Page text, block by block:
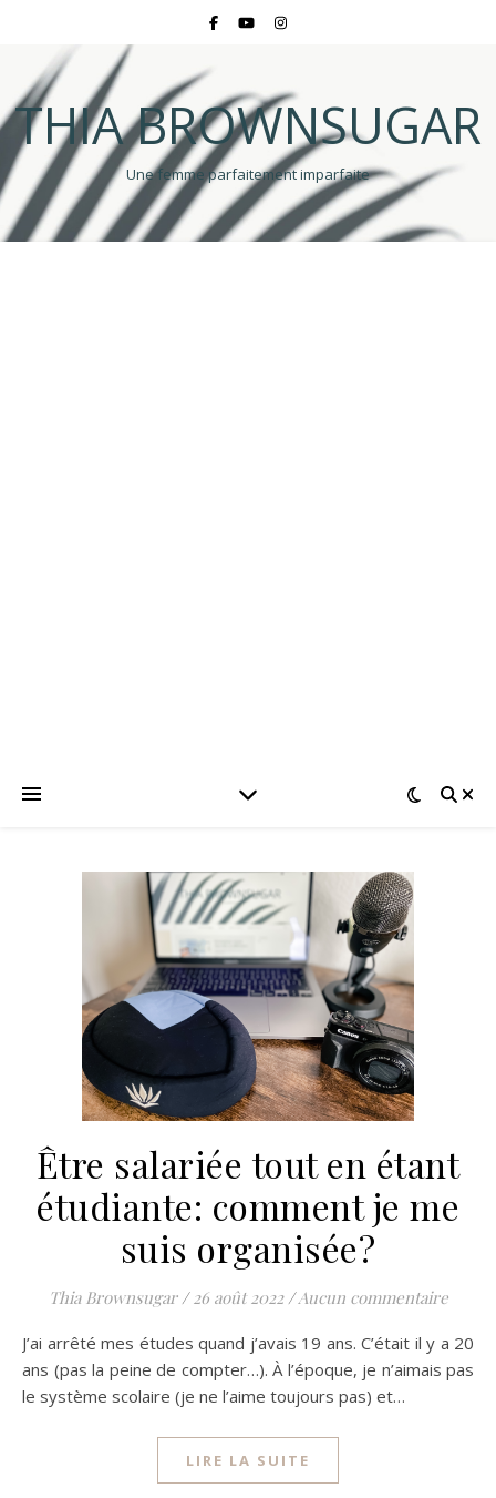
THIA BROWNSUGAR
Une femme parfaitement imparfaite
Être salariée tout en étant
étudiante: comment je me
suis organisée?
Thia Brownsugar / 26 août 2022 /Aucun commentaire
J’ai arrêté mes études quand j’avais 19 ans. C’était il y a 20
ans (pas la peine de compter…). À l’époque, je n’aimais pas
le système scolaire (je ne l’aime toujours pas) et…
LIRE LA SUITE